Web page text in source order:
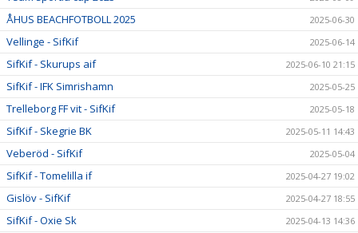
ÅHUS BEACHFOTBOLL 2025 2025-06-30
Vellinge - SifKif 2025-06-14
SifKif - Skurups aif 2025-06-10 21:15
SifKif - IFK Simrishamn 2025-05-25
Trelleborg FF vit - SifKif 2025-05-18
SifKif - Skegrie BK 2025-05-11 14:43
Veberöd - SifKif 2025-05-04
SifKif - Tomelilla if 2025-04-27 19:02
Gislöv - SifKif 2025-04-27 18:55
SifKif - Oxie Sk 2025-04-13 14:36